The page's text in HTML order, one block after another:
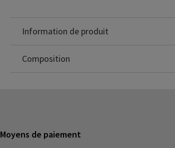
Information de produit
Composition
Breath-o-prene: 100%
Moyens de paiement